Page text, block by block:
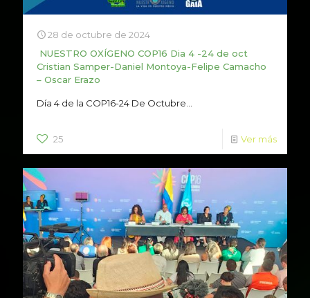
28 de octubre de 2024
NUESTRO OXÍGENO COP16 Dia 4 -24 de oct
Cristian Samper-Daniel Montoya-Felipe Camacho
– Oscar Erazo
Día 4 de la COP16-24 De Octubre...
25 Ver más